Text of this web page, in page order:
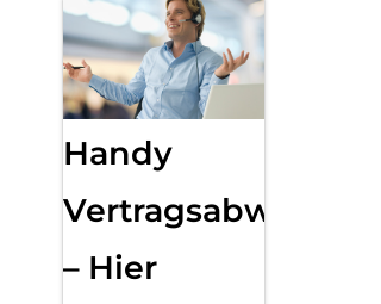
Handy
Vertragsabwicklung
– Hier